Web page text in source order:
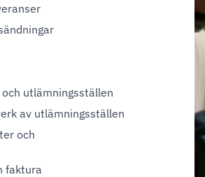
utlämningsställen
av utlämningsställen
och
faktura